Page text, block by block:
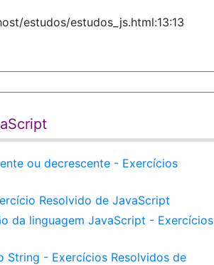
estudos/estudos_js.html:13:13
ou decrescente - Exercícios
Resolvido de JavaScript
da linguagem JavaScript - Exercícios
String - Exercícios Resolvidos de